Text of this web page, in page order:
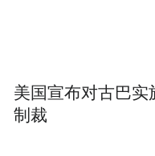
Notice: The
pictures and audios
by the user of
platform and
美国宣布对古巴实
制裁